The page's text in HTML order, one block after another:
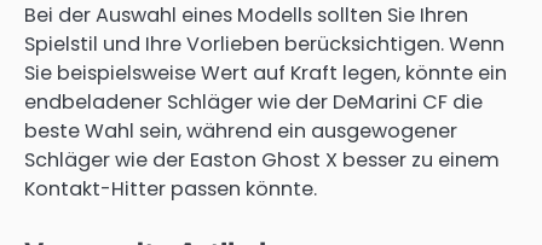
Bei der Auswahl eines Modells sollten Sie Ihren
Spielstil und Ihre Vorlieben berücksichtigen. Wenn
Sie beispielsweise Wert auf Kraft legen, könnte ein
endbeladener Schläger wie der DeMarini CF die
beste Wahl sein, während ein ausgewogener
Schläger wie der Easton Ghost X besser zu einem
Kontakt-Hitter passen könnte.